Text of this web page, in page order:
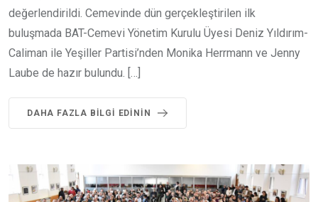
değerlendirildi. Cemevinde dün gerçekleştirilen ilk
buluşmada BAT-Cemevi Yönetim Kurulu Üyesi Deniz Yıldırım-
Caliman ile Yeşiller Partisi’nden Monika Herrmann ve Jenny
Laube de hazır bulundu. […]
DAHA FAZLA BILGI EDININ